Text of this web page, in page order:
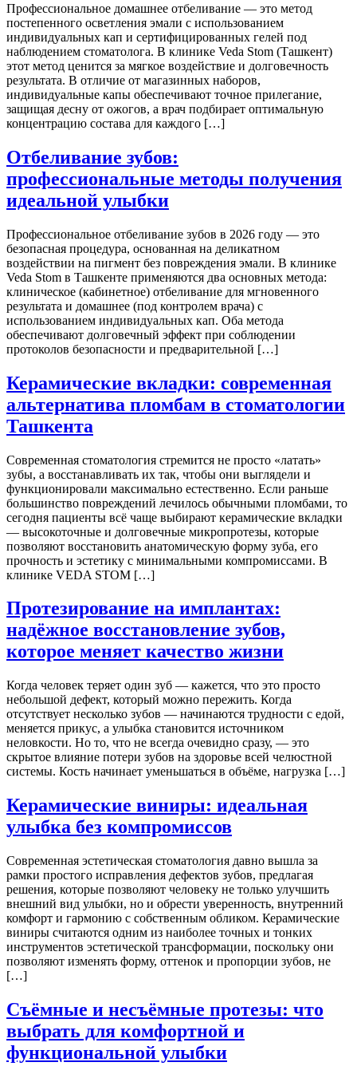
Профессиональное домашнее отбеливание — это метод
постепенного осветления эмали с использованием
индивидуальных кап и сертифицированных гелей под
наблюдением стоматолога. В клинике Veda Stom (Ташкент)
этот метод ценится за мягкое воздействие и долговечность
результата. В отличие от магазинных наборов,
индивидуальные капы обеспечивают точное прилегание,
защищая десну от ожогов, а врач подбирает оптимальную
концентрацию состава для каждого […]
Отбеливание зубов:
профессиональные методы получения
идеальной улыбки
Профессиональное отбеливание зубов в 2026 году — это
безопасная процедура, основанная на деликатном
воздействии на пигмент без повреждения эмали. В клинике
Veda Stom в Ташкенте применяются два основных метода:
клиническое (кабинетное) отбеливание для мгновенного
результата и домашнее (под контролем врача) с
использованием индивидуальных кап. Оба метода
обеспечивают долговечный эффект при соблюдении
протоколов безопасности и предварительной […]
Керамические вкладки: современная
альтернатива пломбам в стоматологии
Ташкента
Современная стоматология стремится не просто «латать»
зубы, а восстанавливать их так, чтобы они выглядели и
функционировали максимально естественно. Если раньше
большинство повреждений лечилось обычными пломбами, то
сегодня пациенты всё чаще выбирают керамические вкладки
— высокоточные и долговечные микропротезы, которые
позволяют восстановить анатомическую форму зуба, его
прочность и эстетику с минимальными компромиссами. В
клинике VEDA STOM […]
Протезирование на имплантах:
надёжное восстановление зубов,
которое меняет качество жизни
Когда человек теряет один зуб — кажется, что это просто
небольшой дефект, который можно пережить. Когда
отсутствует несколько зубов — начинаются трудности с едой,
меняется прикус, а улыбка становится источником
неловкости. Но то, что не всегда очевидно сразу, — это
скрытое влияние потери зубов на здоровье всей челюстной
системы. Кость начинает уменьшаться в объёме, нагрузка […]
Керамические виниры: идеальная
улыбка без компромиссов
Современная эстетическая стоматология давно вышла за
рамки простого исправления дефектов зубов, предлагая
решения, которые позволяют человеку не только улучшить
внешний вид улыбки, но и обрести уверенность, внутренний
комфорт и гармонию с собственным обликом. Керамические
виниры считаются одним из наиболее точных и тонких
инструментов эстетической трансформации, поскольку они
позволяют изменять форму, оттенок и пропорции зубов, не
[…]
Съёмные и несъёмные протезы: что
выбрать для комфортной и
функциональной улыбки